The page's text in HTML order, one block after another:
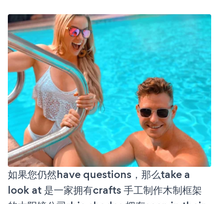
如果您仍然have questions，那么take a
look at 是一家拥有crafts 手工制作木制框架